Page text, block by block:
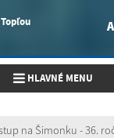
A
Toggle navigation
HLAVNÉ MENU
na Šimonku - 36.